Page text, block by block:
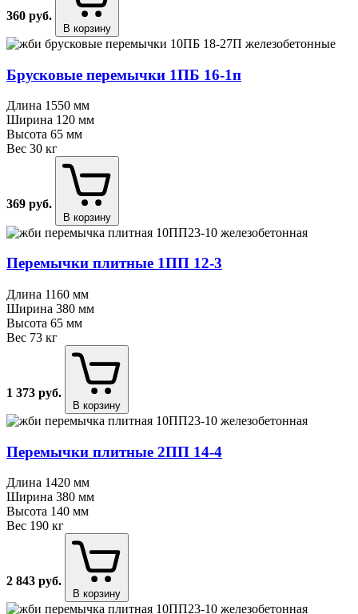
360 руб.
В корзину
Брусковые перемычки 1ПБ 16⁠-⁠1п
Длина 1550 мм
Ширина 120 мм
Высота 65 мм
Вес 30 кг
369 руб.
В корзину
Перемычки плитные 1ПП 12⁠-⁠3
Длина 1160 мм
Ширина 380 мм
Высота 65 мм
Вес 73 кг
1 373 руб.
В корзину
Перемычки плитные 2ПП 14⁠-⁠4
Длина 1420 мм
Ширина 380 мм
Высота 140 мм
Вес 190 кг
2 843 руб.
В корзину